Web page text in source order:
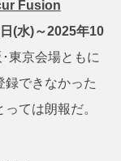
Fusion
(水)～2025年10
東京会場ともに
録できなかった
ては朗報だ。